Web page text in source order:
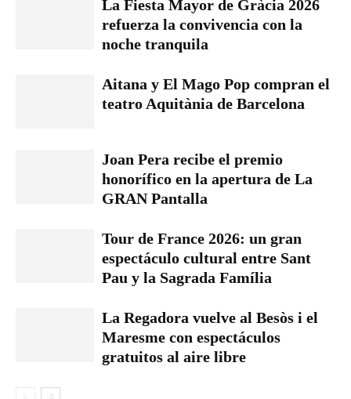
La Fiesta Mayor de Gràcia 2026
refuerza la convivencia con la
noche tranquila
Aitana y El Mago Pop compran el
teatro Aquitània de Barcelona
Joan Pera recibe el premio
honorífico en la apertura de La
GRAN Pantalla
Tour de France 2026: un gran
espectáculo cultural entre Sant
Pau y la Sagrada Família
La Regadora vuelve al Besòs i el
Maresme con espectáculos
gratuitos al aire libre